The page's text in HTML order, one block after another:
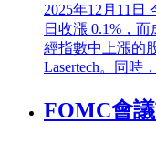
2025年12月11日
日收漲 0.1%，
經指數中上漲的
Lasertech。同時
FOMC會